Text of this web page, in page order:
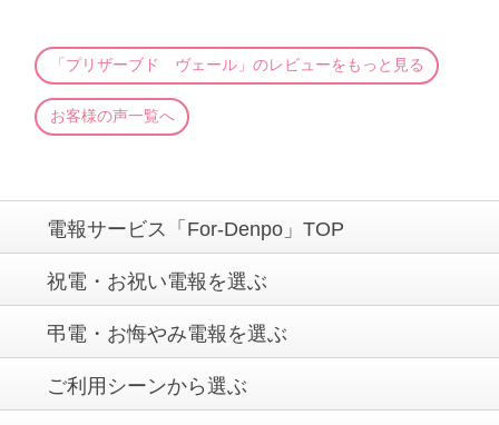
「プリザーブド ヴェール」のレビューをもっと見る
お客様の声一覧へ
電報サービス「For-Denpo」TOP
祝電・お祝い電報を選ぶ
弔電・お悔やみ電報を選ぶ
ご利用シーンから選ぶ